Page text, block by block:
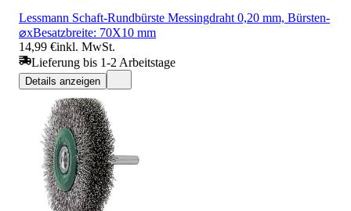
Lessmann Schaft-Rundbürste Messingdraht 0,20 mm, Bürsten-
⌀xBesatzbreite: 70X10 mm
14,99 €inkl. MwSt.
Lieferung bis 1-2 Arbeitstage
Details anzeigen